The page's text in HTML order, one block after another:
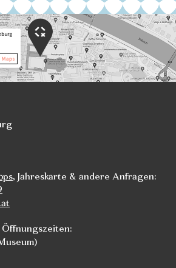
, Jahreskarte & andere Anfragen: